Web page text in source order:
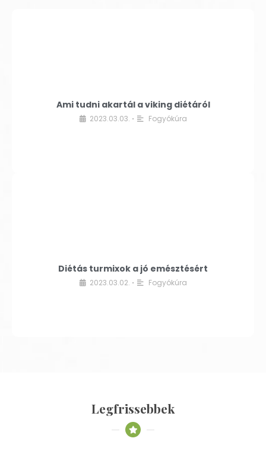
Ami tudni akartál a viking diétáról
2023.03.03. • Fogyókúra
Diétás turmixok a jó emésztésért
2023.03.02. • Fogyókúra
Legfrissebbek